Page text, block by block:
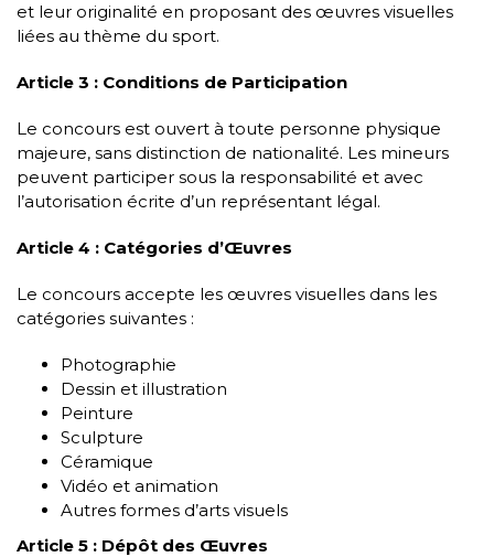
et leur originalité en proposant des œuvres visuelles
liées au thème du sport.
Article 3 : Conditions de Participation
Le concours est ouvert à toute personne physique
majeure, sans distinction de nationalité. Les mineurs
peuvent participer sous la responsabilité et avec
l’autorisation écrite d’un représentant légal.
Article 4 : Catégories d’Œuvres
Le concours accepte les œuvres visuelles dans les
catégories suivantes :
Photographie
Dessin et illustration
Peinture
Sculpture
Céramique
Vidéo et animation
Autres formes d’arts visuels
Article 5 : Dépôt des Œuvres